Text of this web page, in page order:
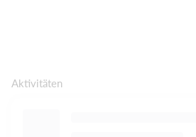
Aktivitäten